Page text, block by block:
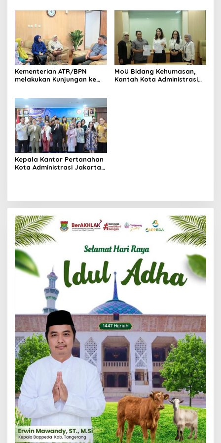
Jakpus Presentasikan e-
monev Keterbukaan
Informasi Publik Tahun 2024
Kementerian ATR/BPN
melakukan Kunjungan ke
MoU Bidang Kehumasan,
Kantah Kota Administrasi
Kepala Kantor Pertanahan
Kota Administrasi Jakarta